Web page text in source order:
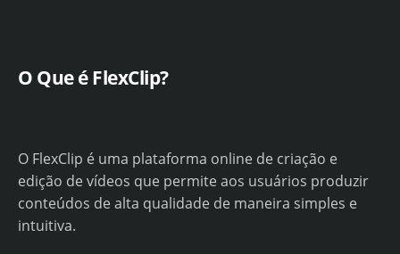
O Que é FlexClip?
O FlexClip é uma plataforma online de criação e
edição de vídeos que permite aos usuários produzir
conteúdos de alta qualidade de maneira simples e
intuitiva.